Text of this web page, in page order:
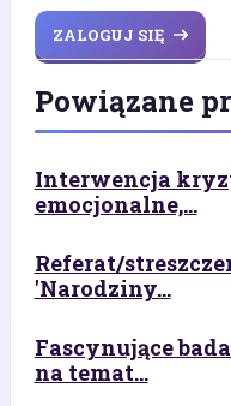
ZALOGUJ SIĘ
Powiązane
Interwencja
emocjonalne,...
Referat/
'Narodziny...
Fascynujące
na temat...